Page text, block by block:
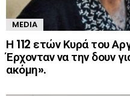
MEDIA
Η 112 ετών Κυρά του
Έρχονταν να την δουν
ακόμη».